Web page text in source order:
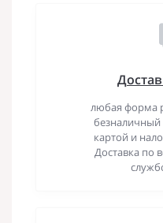
любая форма
безналичный
картой и
Доставка по